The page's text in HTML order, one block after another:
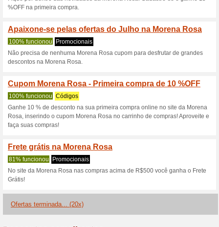
Descontos e
Use este cupom
100% funcionou Códigos
Use este cupom Morena
Válido para a Nova Coleção